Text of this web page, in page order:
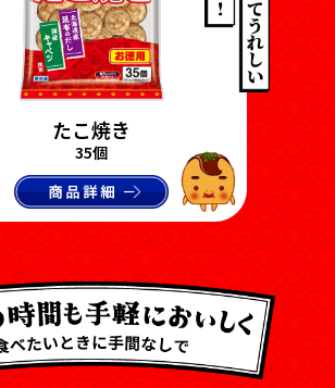
たこ焼き
35個